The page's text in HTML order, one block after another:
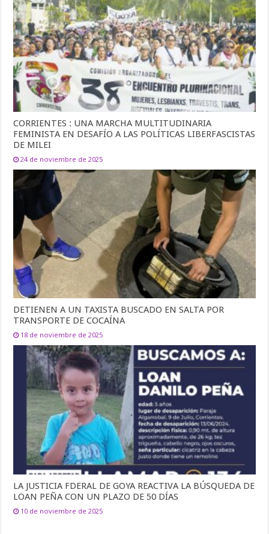
CORRIENTES : UNA MARCHA MULTITUDINARIA
FEMINISTA EN DESAFÍO A LAS POLÍTICAS LIBERFASCISTAS
DE MILEI
24 de noviembre de 2025
DETIENEN A UN TAXISTA BUSCADO EN SALTA POR
TRANSPORTE DE COCAÍNA
18 de noviembre de 2025
LA JUSTICIA FDERAL DE GOYA REACTIVA LA BÚSQUEDA DE
LOAN PEÑA CON UN PLAZO DE 50 DÍAS
10 de noviembre de 2025